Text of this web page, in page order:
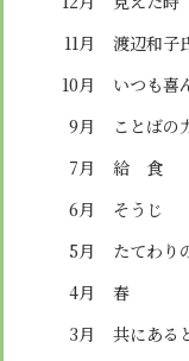
11月
渡辺和子
10月
いつも喜
9月
ことばの
7月
給 食
6月
そうじ
5月
たてわり
4月
春
3月
共にある